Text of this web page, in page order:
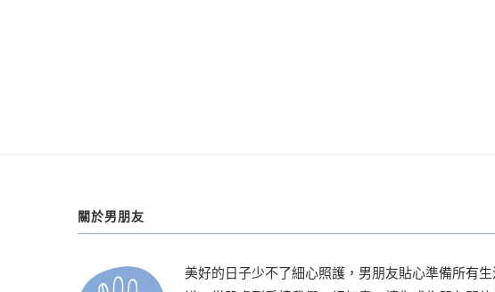
關於男朋友
美好的日子少不了細心照護，男朋友貼心準備所有